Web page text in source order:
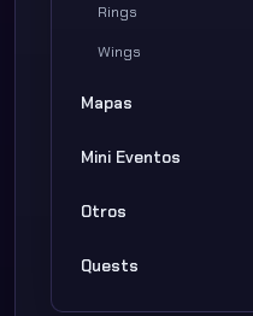
Rings
Wings
Mapas
Mini Eventos
Otros
Quests